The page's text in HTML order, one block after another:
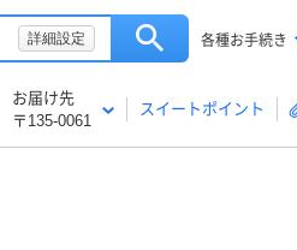
詳細設定 各種お手続き
お届け先
〒135-0061
スイートポイント